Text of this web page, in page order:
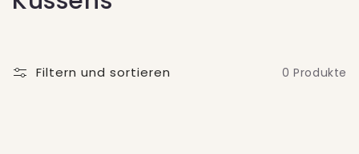
t
Filtern und sortieren 0 Produkte